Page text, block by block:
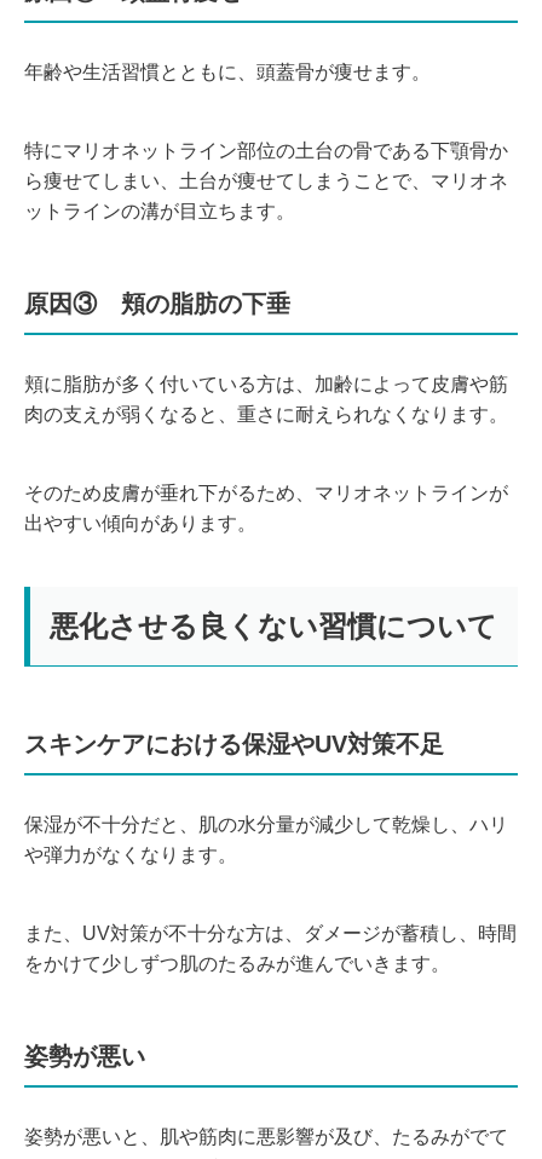
年齢や生活習慣とともに、頭蓋骨が痩せます。
特にマリオネットライン部位の土台の骨である下顎骨か
ら痩せてしまい、土台が痩せてしまうことで、マリオネ
ットラインの溝が目立ちます。
原因③ 頬の脂肪の下垂
頬に脂肪が多く付いている方は、加齢によって皮膚や筋
肉の支えが弱くなると、重さに耐えられなくなります。
そのため皮膚が垂れ下がるため、 マリオネットラインが
出やすい傾向があります。
悪化させる良くない習慣について
スキンケアにおける保湿やUV対策不足
保湿が不十分だと、肌の水分量が減少して乾燥し、ハリ
や弾力がなくなります。
また、UV対策が不十分な方は、ダメージが蓄積し、時間
をかけて少しずつ肌のたるみが進んでいきます。
姿勢が悪い
姿勢が悪いと、肌や筋肉に悪影響が及び、たるみがでて